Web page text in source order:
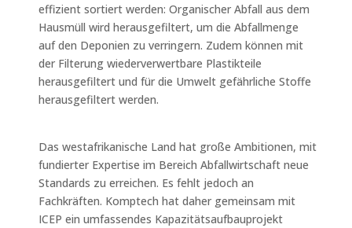
effizient sortiert werden: Organischer Abfall aus dem
Hausmüll wird herausgefiltert, um die Abfallmenge
auf den Deponien zu verringern. Zudem können mit
der Filterung wiederverwertbare Plastikteile
herausgefiltert und für die Umwelt gefährliche Stoffe
herausgefiltert werden.
Das westafrikanische Land hat große Ambitionen, mit
fundierter Expertise im Bereich Abfallwirtschaft neue
Standards zu erreichen. Es fehlt jedoch an
Fachkräften. Komptech hat daher gemeinsam mit
ICEP ein umfassendes Kapazitätsaufbauprojekt